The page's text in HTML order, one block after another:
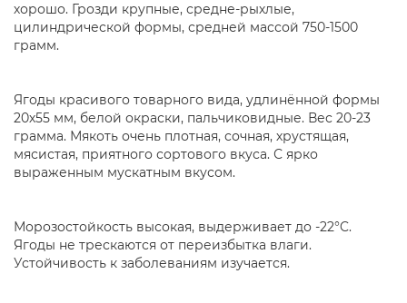
хорошо. Грозди крупные, средне-рыхлые,
цилиндрической формы, средней массой 750-1500
грамм.
Ягоды красивого товарного вида, удлинённой формы
20х55 мм, белой окраски, пальчиковидные. Вес 20-23
грамма. Мякоть очень плотная, сочная, хрустящая,
мясистая, приятного сортового вкуса. С ярко
выраженным мускатным вкусом.
Морозостойкость высокая, выдерживает до -22°C.
Ягоды не трескаются от переизбытка влаги.
Устойчивость к заболеваниям изучается.